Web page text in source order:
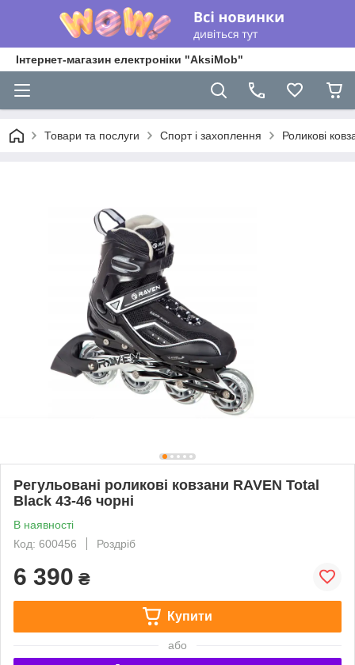
Інтернет-магазин електроніки "AksiMob"
Товари та послуги Спорт і захоплення Роликові
Регульовані роликові ковзани RAVEN Total
Black 43-46 чорні
В наявності
Код: 600456
Роздріб
6 390 ₴
Купити
або